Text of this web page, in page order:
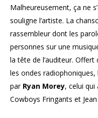
Malheureusement, ça ne
souligne l’artiste. La
rassembleur dont les
personnes sur une
la tête de l’auditeur.
les ondes
par Ryan Morey, celui
Cowboys Fringants et